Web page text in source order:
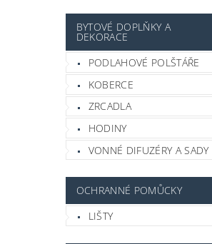
BYTOVÉ DOPLŇKY A
DEKORACE
PODLAHOVÉ POLŠTÁŘE
KOBERCE
ZRCADLA
HODINY
VONNÉ DIFUZÉRY A SADY
OCHRANNÉ POMŮCKY
LIŠTY